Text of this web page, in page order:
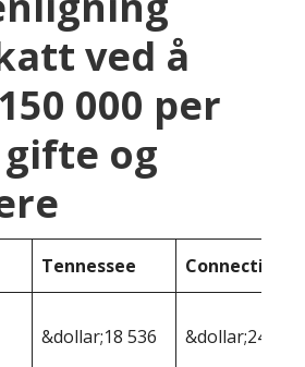
ved å
000 per
og
Tennessee Connecticut
&dollar;18 536 &dollar;24 566